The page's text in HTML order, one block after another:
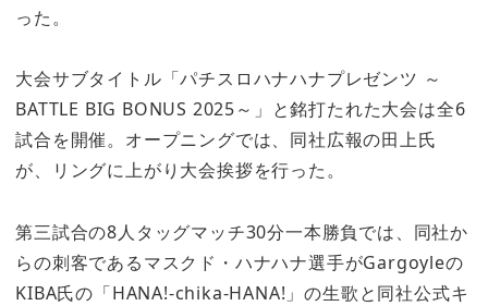
った。
大会サブタイトル「パチスロハナハナプレゼンツ ～
BATTLE BIG BONUS 2025～」と銘打たれた大会は全6
試合を開催。オープニングでは、同社広報の田上氏
が、リングに上がり大会挨拶を行った。
第三試合の8人タッグマッチ30分一本勝負では、同社か
らの刺客であるマスクド・ハナハナ選手がGargoyleの
KIBA氏の「HANA!-chika-HANA!」の生歌と同社公式キ